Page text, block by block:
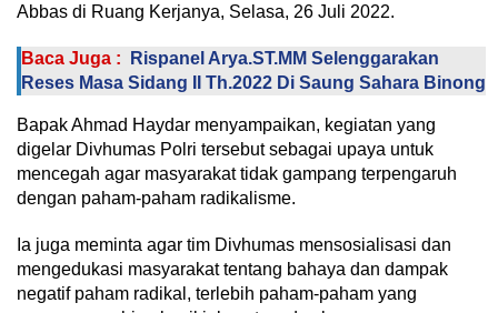
Abbas di Ruang Kerjanya, Selasa, 26 Juli 2022.
Baca Juga :
Rispanel Arya.ST.MM Selenggarakan
Reses Masa Sidang II Th.2022 Di Saung Sahara Binong
Bapak Ahmad Haydar menyampaikan, kegiatan yang
digelar Divhumas Polri tersebut sebagai upaya untuk
mencegah agar masyarakat tidak gampang terpengaruh
dengan paham-paham radikalisme.
Ia juga meminta agar tim Divhumas mensosialisasi dan
mengedukasi masyarakat tentang bahaya dan dampak
negatif paham radikal, terlebih paham-paham yang